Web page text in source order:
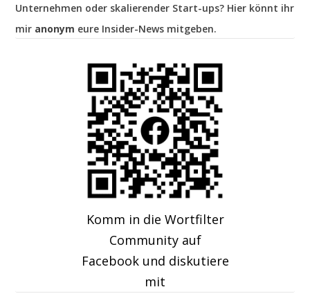
Unternehmen oder skalierender Start-ups? Hier könnt ihr
mir anonym eure Insider-News mitgeben.
Komm in die Wortfilter
Community auf
Facebook und diskutiere
mit